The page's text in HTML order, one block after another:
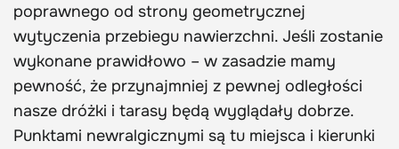
poprawnego od strony geometrycznej
wytyczenia przebiegu nawierzchni. Jeśli zostanie
wykonane prawidłowo – w zasadzie mamy
pewność, że przynajmniej z pewnej odległości
nasze dróżki i tarasy będą wyglądały dobrze.
Punktami newralgicznymi są tu miejsca i kierunki